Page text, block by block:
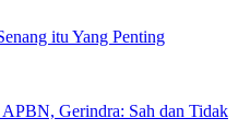
itu Yang Penting
Gerindra: Sah dan Tidak